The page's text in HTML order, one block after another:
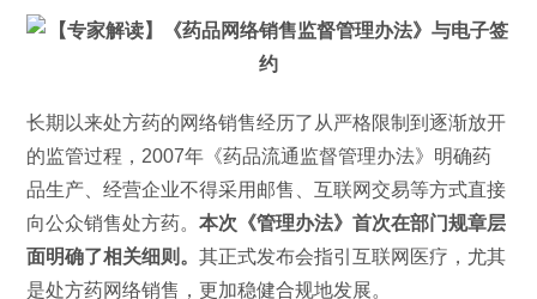
长期以来处方药的网络销售经历了从严格限制到逐渐放开
的监管过程，2007年《药品流通监督管理办法》明确药
品生产、经营企业不得采用邮售、互联网交易等方式直接
向公众销售处方药。本次《管理办法》首次在部门规章层
面明确了相关细则。其正式发布会指引互联网医疗，尤其
是处方药网络销售，更加稳健合规地发展。